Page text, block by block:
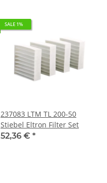
SALE 1%
237083 LTM TL 200-50
Stiebel Eltron Filter Set
52,36 € *